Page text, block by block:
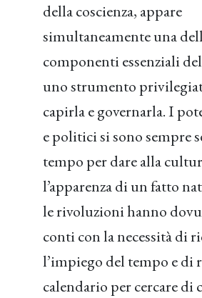
della coscienza, appare
simultaneamente una
componenti essenziali
uno strumento
capirla e governarla. I
e politici si sono sempre
tempo per dare alla
l’apparenza di un fatto
le rivoluzioni hanno
conti con la necessità di
l’impiego del tempo e di
calendario per cercare di